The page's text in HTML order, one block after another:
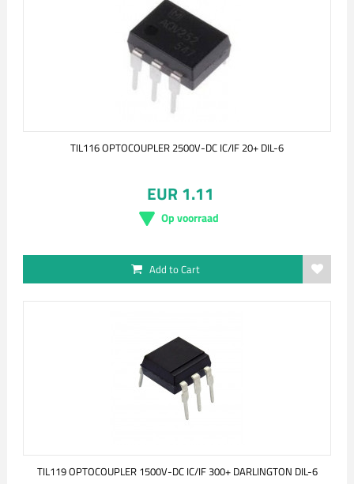
TIL116 OPTOCOUPLER 2500V-DC IC/IF 20+ DIL-6
EUR 1.11
Op voorraad
Add to Cart
TIL119 OPTOCOUPLER 1500V-DC IC/IF 300+ DARLINGTON DIL-6